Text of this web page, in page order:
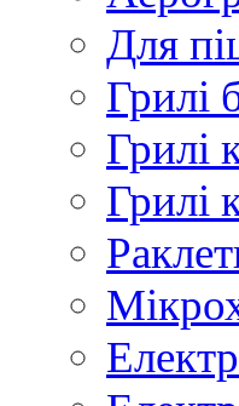
Для
Грилі
Грилі
Грилі